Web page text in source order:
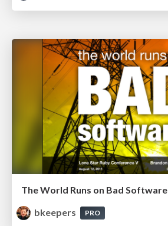
The World Runs on Bad Software
bkeepers
PRO